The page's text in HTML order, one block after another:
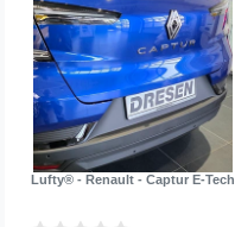
Lufty® - Renault - Captur E-Tech